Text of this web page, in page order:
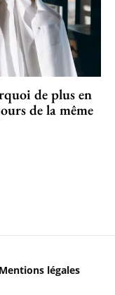
de plus en
de la même
Mentions légales